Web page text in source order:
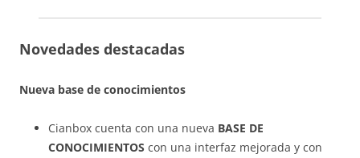
Novedades destacadas
Nueva base de conocimientos
Cianbox cuenta con una nueva BASE DE
CONOCIMIENTOS con una interfaz mejorada y con